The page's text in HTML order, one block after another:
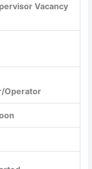
Vacancy
Operator